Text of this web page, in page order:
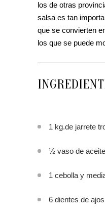
los de otras
salsa es tan
que se convierten
los que se puede
1 kg.de jarrete
½ vaso de
1 cebolla y
6 dientes de